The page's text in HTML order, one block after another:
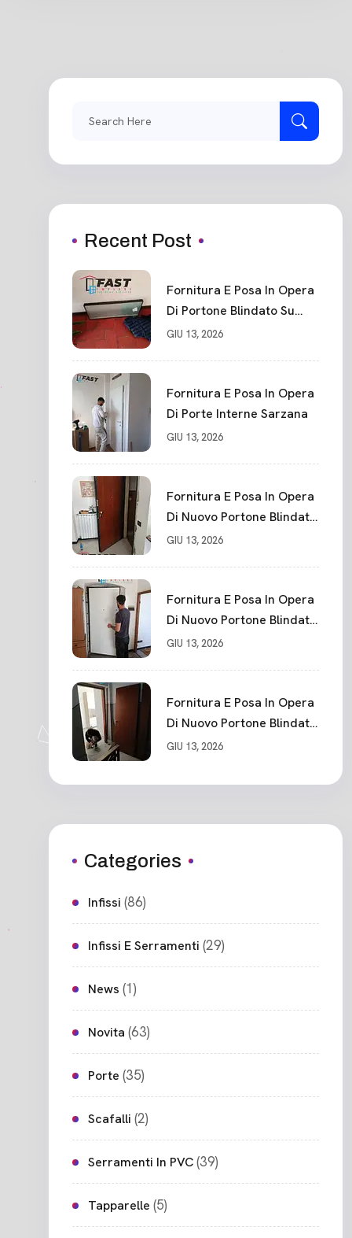
Recent Post
Fornitura E Posa In Opera
Di Portone Blindato Su
Misura In PVC, Panello
Punti La Spezia
GIU 13, 2026
Fornitura E Posa In Opera
Di Porte Interne Sarzana
GIU 13, 2026
Fornitura E Posa In Opera
Di Nuovo Portone Blindato
La Spezia
GIU 13, 2026
Fornitura E Posa In Opera
Di Nuovo Portone Blindato
Classe 3 Sicurezza
GIU 13, 2026
Fornitura E Posa In Opera
Di Nuovo Portone Blindato
Ceparana
GIU 13, 2026
Categories
Infissi (86)
Infissi E Serramenti (29)
News (1)
Novita (63)
Porte (35)
Scafalli (2)
Serramenti In PVC(39)
Tapparelle (5)